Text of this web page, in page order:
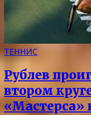
ТЕННИС
Рублев
втором
«Мастерса»